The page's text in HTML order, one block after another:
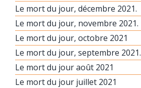
Le mort du jour, décembre 2021.
Le mort du jour, novembre 2021.
Le mort du jour, octobre 2021
Le mort du jour, septembre 2021.
Le mort du jour août 2021
Le mort du jour juillet 2021